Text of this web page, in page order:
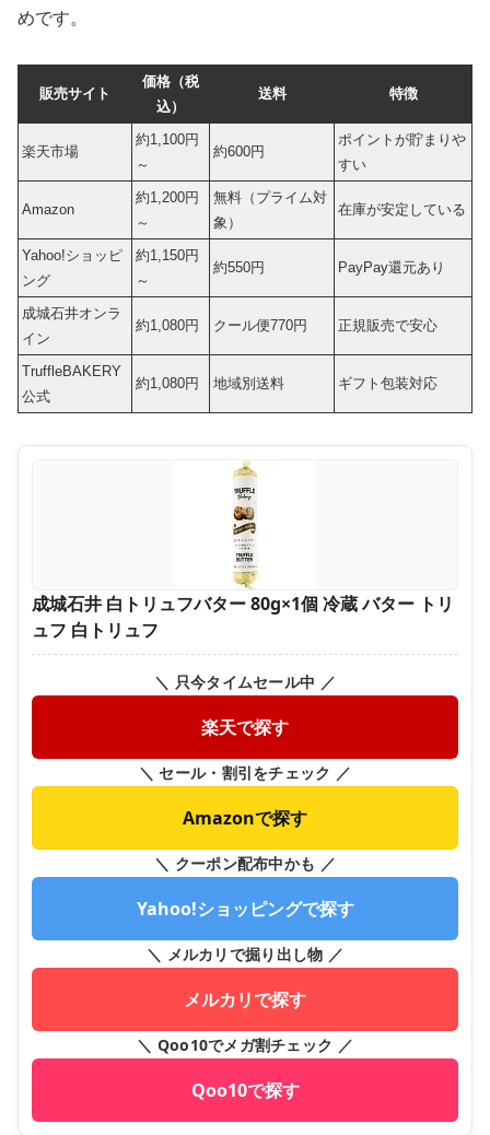
めです。
販売サイト
価格（税
込）
送料 特徴
楽天市場
約1,100円
～
約600円
ポイントが貯まりや
すい
Amazon
約1,200円
～
無料（プライム対
象）
在庫が安定している
Yahoo!ショッピ
ング
約1,150円
～
約550円 PayPay還元あり
成城石井オンラ
イン
約1,080円 クール便770円 正規販売で安心
TruffleBAKERY
公式
約1,080円 地域別送料 ギフト包装対応
成城石井 白トリュフバター 80g×1個 冷蔵 バター トリ
ュフ 白トリュフ
＼ 只今タイムセール中 ／
楽天で探す
＼ セール・割引をチェック ／
Amazonで探す
＼ クーポン配布中かも ／
Yahoo!ショッピングで探す
＼ メルカリで掘り出し物 ／
メルカリで探す
＼ Qoo10でメガ割チェック ／
Qoo10で探す